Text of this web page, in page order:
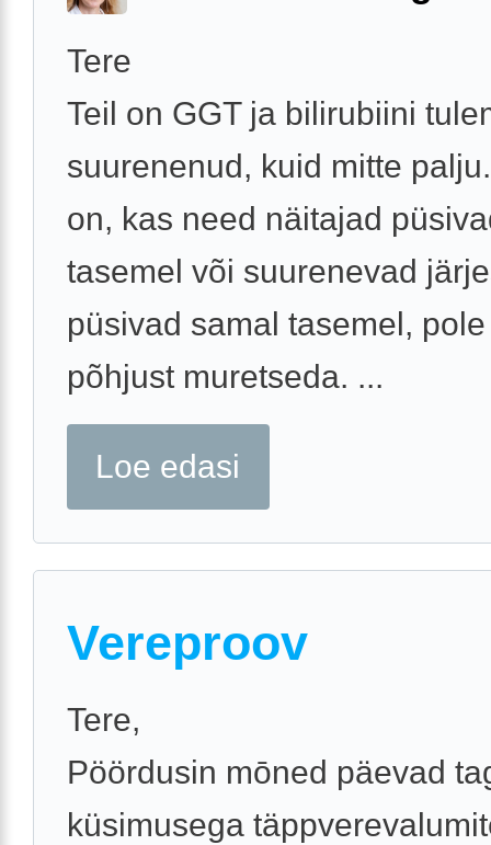
Tere
Teil on GGT ja bilirubiini
suurenenud, kuid mitte
on, kas need näitajad
tasemel või suurenevad
püsivad samal tasemel,
põhjust muretseda. ...
Loe edasi
Vereproov
Tere,
Pöördusin mōned päevad
küsimusega